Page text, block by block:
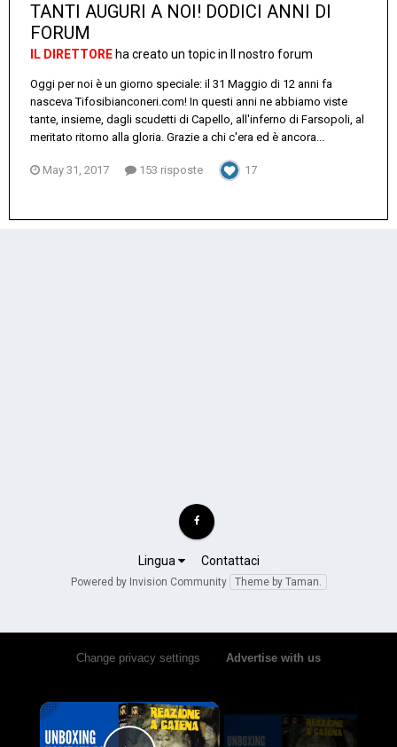
TANTI AUGURI A NOI! DODICI ANNI DI
FORUM
IL DIRETTORE ha creato un topic in Il nostro forum
Oggi per noi è un giorno speciale: il 31 Maggio di 12 anni fa
nasceva Tifosibianconeri.com! In questi anni ne abbiamo viste
tante, insieme, dagli scudetti di Capello, all'inferno di Farsopoli, al
meritato ritorno alla gloria. Grazie a chi c'era ed è ancora...
May 31, 2017 153 risposte 17
Lingua Contattaci
Powered by Invision Community Theme by Taman.
Change privacy settings Advertise with us
×